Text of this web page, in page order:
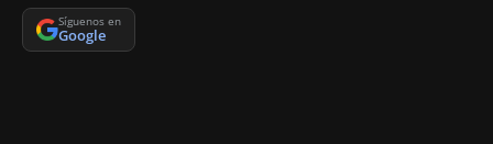
Síguenos en
Google